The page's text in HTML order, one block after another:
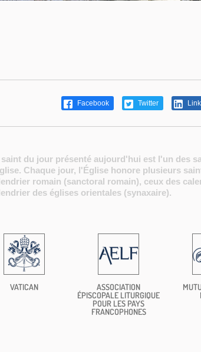
Facebook Twitter
saint du jour présenté aujourd'hui est l'un des
Chaque jour, l'Église honore plusieurs
romain (sanctoral romain), ceux des
des églises orientales (synaxaire).
VATICAN
ASSOCIATION
ÉPISCOPALE LITURGIQUE
POUR LES PAYS
FRANCOPHONES